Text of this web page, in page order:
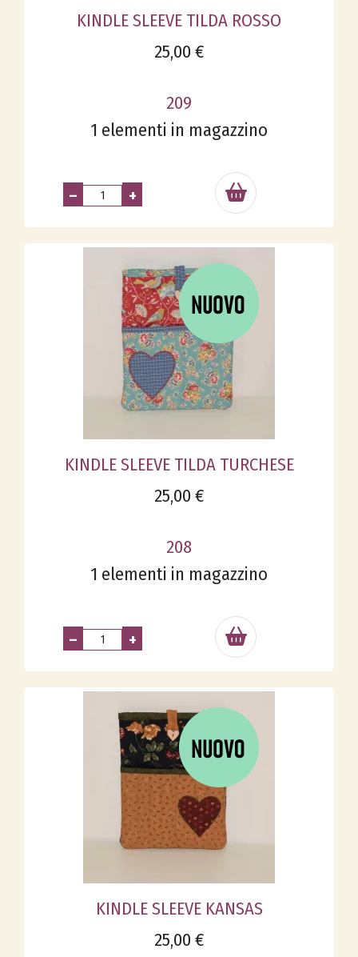
KINDLE SLEEVE TILDA ROSSO
25,00 €
209
1 elementi in magazzino
– +
KINDLE SLEEVE TILDA TURCHESE
25,00 €
208
1 elementi in magazzino
– +
KINDLE SLEEVE KANSAS
25,00 €